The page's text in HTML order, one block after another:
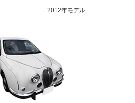
2012年モデル